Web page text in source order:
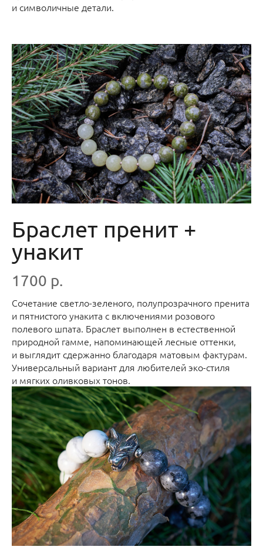
и символичные детали.
Браслет пренит +
унакит
1700 р.
Сочетание светло-зеленого, полупрозрачного пренита
и пятнистого унакита с включениями розового
полевого шпата. Браслет выполнен в естественной
природной гамме, напоминающей лесные оттенки,
и выглядит сдержанно благодаря матовым фактурам.
Универсальный вариант для любителей эко-стиля
и мягких оливковых тонов.